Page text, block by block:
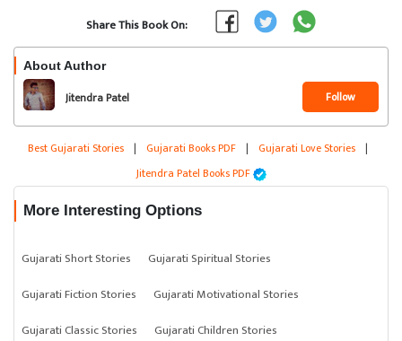
Share This Book On:
About Author
Jitendra Patel Follow
Best Gujarati Stories | Gujarati Books PDF | Gujarati Love Stories |
Jitendra Patel Books PDF
More Interesting Options
Gujarati Short Stories
Gujarati Spiritual Stories
Gujarati Fiction Stories
Gujarati Motivational Stories
Gujarati Classic Stories
Gujarati Children Stories